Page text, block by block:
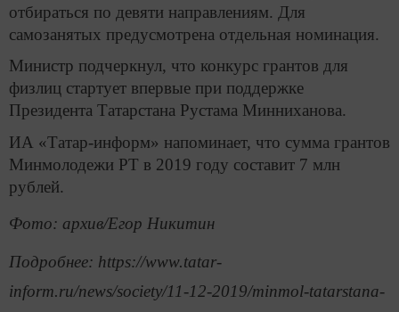
отбираться по девяти направлениям. Для
самозанятых предусмотрена отдельная номинация.
Министр подчеркнул, что конкурс грантов для
физлиц стартует впервые при поддержке
Президента Татарстана Рустама Минниханова.
ИА «Татар-информ» напоминает, что сумма грантов
Минмолодежи РТ в 2019 году составит 7 млн
рублей.
Фото: архив/Егор Никитин
Подробнее: https://www.tatar-
inform.ru/news/society/11-12-2019/minmol-tatarstana-